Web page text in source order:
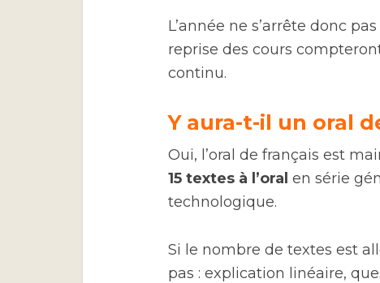
L’année ne s’arrête donc
reprise des cours
continu.
Y aura-t-il un oral
Oui, l’oral de français est
15 textes à l’oral en série
technologique.
Si le nombre de textes est
pas : explication linéaire,